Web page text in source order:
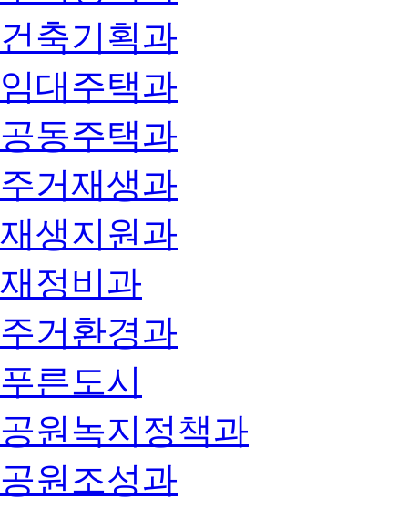
건축기획과
임대주택과
공동주택과
주거재생과
재생지원과
재정비과
주거환경과
푸른도시
공원녹지정책과
공원조성과